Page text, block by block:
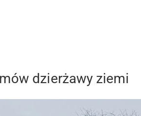
dzierżawy ziemi